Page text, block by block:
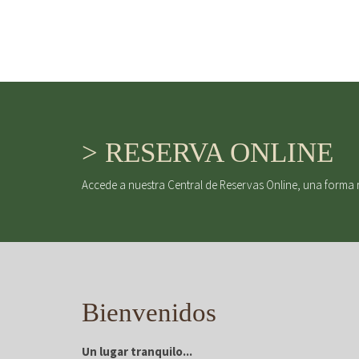
> RESERVA ONLINE
Accede a nuestra Central de Reservas Online, una
Bienvenidos
Un lugar tranquilo...